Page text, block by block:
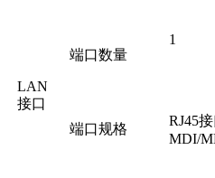
LAN
接口
端口数量
1
端口规格
RJ45
MDI/